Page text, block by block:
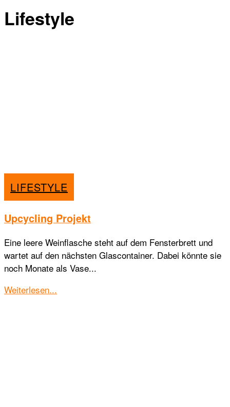
Lifestyle
LIFESTYLE
Upcycling Projekt
Eine leere Weinflasche steht auf dem Fensterbrett und
wartet auf den nächsten Glascontainer. Dabei könnte sie
noch Monate als Vase...
Weiterlesen...